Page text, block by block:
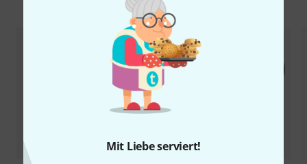
Mit Liebe serviert!